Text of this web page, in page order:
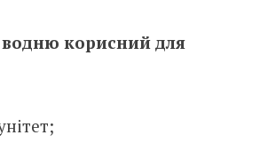
корисний для